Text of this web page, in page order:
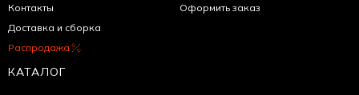
Контакты
Доставка и сборка
Распродажа
Оформить заказ
КАТАЛОГ